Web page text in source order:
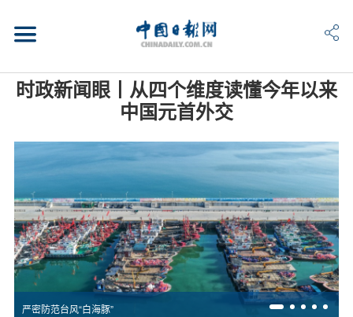
时政新闻眼丨从四个维度读懂今年以来
中国元首外交
严密防范台风“白海豚”